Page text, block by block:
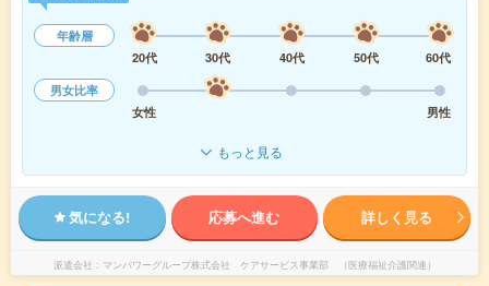
年齢層
20代
30代 40代 50代
60代
男女比率
女性
男性
もっと見る
気になる! 応募へ進む 詳しく見る
派遣会社 マンパワーグループ株式会社 ケアサービス事業部 （医療福祉介護関連）